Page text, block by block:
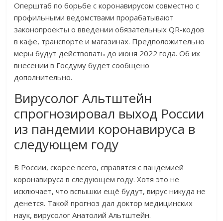
Оперштаб по борьбе с коронавирусом совместно с
профильными ведомствами прорабатывают
законопроекты о введении обязательных QR-кодов
в кафе, транспорте и магазинах. Предположительно
меры будут действовать до июня 2022 года. Об их
внесении в Госдуму будет сообщено
дополнительно.
Вирусолог Альтштейн
спрогнозировал выход России
из пандемии коронавируса в
следующем году
В России, скорее всего, справятся с пандемией
коронавируса в следующем году. Хотя это не
исключает, что вспышки ещё будут, вирус никуда не
денется. Такой прогноз дал доктор медицинских
наук, вирусолог Анатолий Альтштейн.